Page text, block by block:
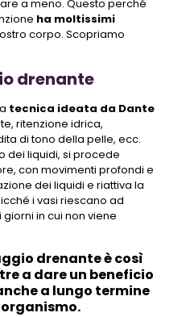
a meno. Questo perché
ha moltissimi
corpo. Scopriamo
drenante
tecnica ideata da Dante
ritenzione idrica,
di tono della pelle, ecc.
dei liquidi, si procede
con movimenti profondi e
dei liquidi e riattiva la
i vasi riescano ad
in cui non viene
drenante è così
a dare un beneficio
a lungo termine